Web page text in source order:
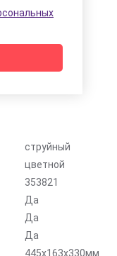
струйный
цветной
353821
Да
Да
Да
445x163x330мм